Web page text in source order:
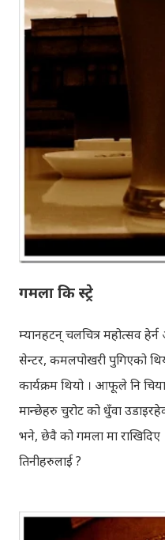
गमला कि स्ट्रे
म्यानहटन् चलचित्र महोत्सव
सेन्टर, कमलपोखरी पुगिएको
कार्यक्रम थियो । आफूले नि
मान्छेहरु चुरोट को धुँवा
भने, छेवै को गमला मा राखिदिए
तिनीहरुलाई ?